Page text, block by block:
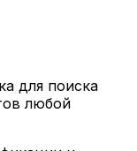
для поиска
любой